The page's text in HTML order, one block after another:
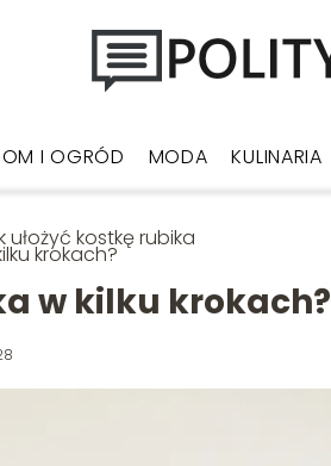
I OGRÓD MODA KULINARIA
ułożyć kostkę rubika
krokach?
w kilku krokach?